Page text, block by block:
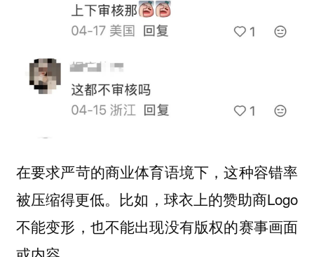
在要求严苛的商业体育语境下，这种容错率
被压缩得更低。比如， 球衣上的赞助商Logo
不能变形，也不能出现没有版权的赛事画面